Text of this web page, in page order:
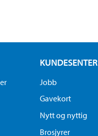
KUNDESENTER
Jobb
Gavekort
Nytt og nyttig
Brosjyrer